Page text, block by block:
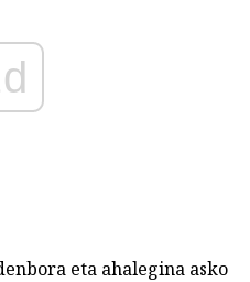
eta ahalegina asko